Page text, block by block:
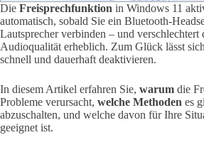
Die Freisprechfunktion in Windows 11
automatisch, sobald Sie ein Bluetooth-
Lautsprecher verbinden – und verschlechtert
Audioqualität erheblich. Zum Glück lässt
schnell und dauerhaft deaktivieren.
In diesem Artikel erfahren Sie, warum die
Probleme verursacht, welche Methoden es
abzuschalten, und welche davon für Ihre
geeignet ist.